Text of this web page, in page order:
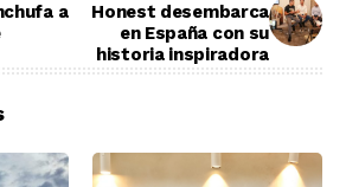
a
Honest desembarca
en España con su
historia inspiradora